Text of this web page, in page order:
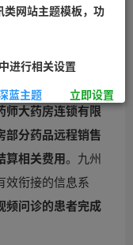
进展。2月4日，国
关于同意好药师
药房部分药品远程
师大药房连锁有限
部分药品远程销售
算相关费用。九州
效衔接的信息系
频问诊的患者完成
类网站主题模板，功
中进行相关设置
蓝主题 立即设置